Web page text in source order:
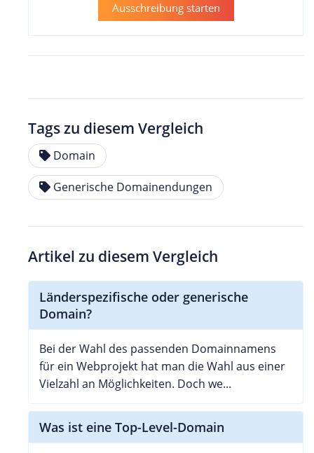
Ausschreibung starten
Tags zu diesem Vergleich
Domain
Generische Domainendungen
Artikel zu diesem Vergleich
Länderspezifische oder generische
Domain?
Bei der Wahl des passenden Domainnamens
für ein Webprojekt hat man die Wahl aus einer
Vielzahl an Möglichkeiten. Doch we...
Was ist eine Top-Level-Domain